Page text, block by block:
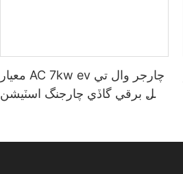
معيار AC 7kw ev چارجر وال تي
لڳل برقي گاڏي چارجنگ اسٽيشن